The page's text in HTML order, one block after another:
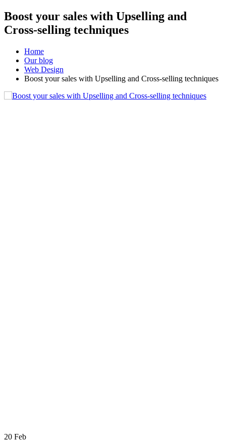
Boost your sales with Upselling and
Cross-selling techniques
Home
Our blog
Web Design
Boost your sales with Upselling and Cross-selling techniques
20 Feb